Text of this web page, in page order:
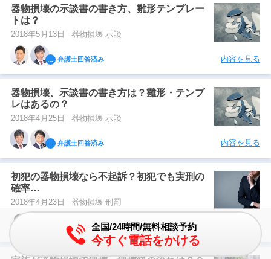
器物損壊の示談書の書き方、雛形テンプレー
トは？
2018年5月13日 器物損壊 示談
弁護士回答済み 内容を見る
器物損壊、示談書の書き方は？雛形・テンプ
レはあるの？
2018年4月25日 器物損壊 示談
弁護士回答済み 内容を見る
初犯の器物損壊なら不起訴？初犯でも実刑の
確率…
2018年4月23日 器物損壊 刑罰
弁護士回答済み 内容を見る
全国/24時間/無料相談予約
今すぐ電話をかける